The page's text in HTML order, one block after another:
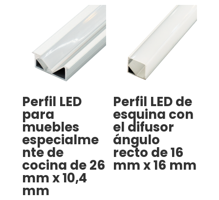
Perfil LED
para
muebles
especialme
nte de
cocina de 26
mm x 10,4
mm
Perfil LED de
esquina con
el difusor
ángulo
recto de 16
mm x 16 mm